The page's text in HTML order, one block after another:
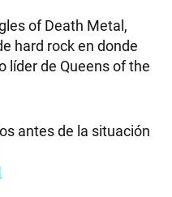
of Death Metal,
hard rock en donde
líder de Queens of the
antes de la situación